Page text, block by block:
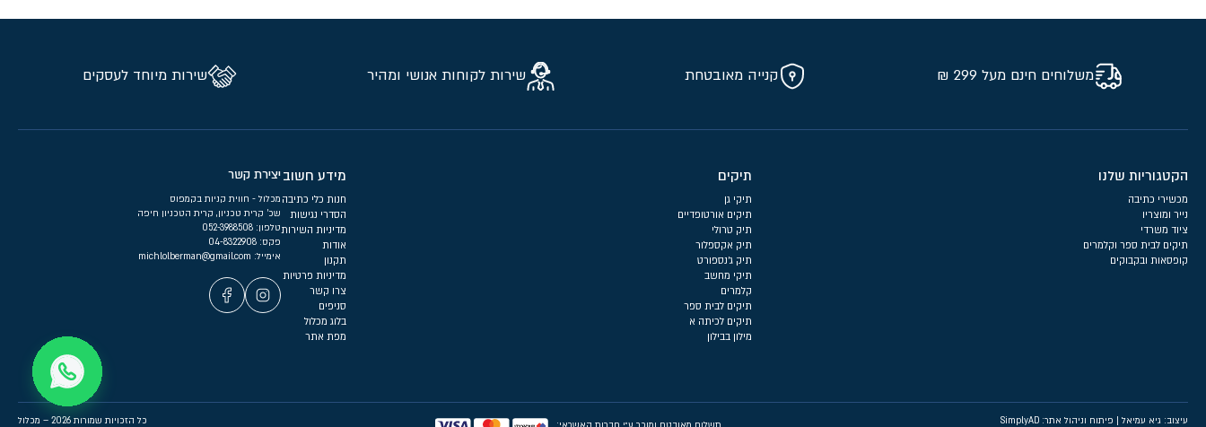
משלוחים חינם מעל 299 ₪ קנייה מאובטחת שירות לקוחות אנושי ומהיר שירות מיוחד לעסקים
הקטגוריות שלנו
מכשירי כתיבה
נייר ומוצריו
ציוד משרדי
תיקים לבית ספר וקלמרים
קופסאות ובקבוקים
תיקים
תיקי גן
תיקים אורטופדיים
תיק טרולי
תיק אקספלור
תיק ג'נספורט
תיקי מחשב
קלמרים
תיקים לבית ספר
תיקים לכיתה א
מילון בבילון
מידע חשוב
חנות כלי כתיבה
הסדרי נגישות
מדיניות השירות
אודות
תקנון
מדיניות פרטיות
צרו קשר
סניפים
בלוג מכלול
מפת אתר
יצירת קשר
מכלול - חווית קניות בקמפוס
שכ’ קרית טכניון, קרית הטכניון חיפה
טלפון:
פקס: 04-8322908
אימייל:
עיצוב: גיא עמיאל | פיתוח וניהול אתר: SimplyAD כל הזכויות שמורות 2026 – מכלול